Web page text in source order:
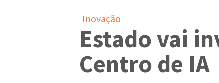
Inovação
Estado vai
Centro de IA